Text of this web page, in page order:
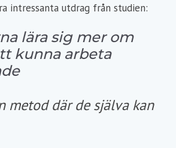
intressanta utdrag från studien:
lära sig mer om
kunna arbeta
metod där de själva kan